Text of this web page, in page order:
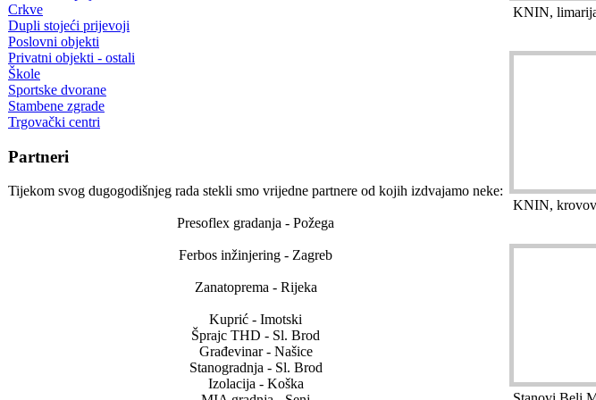
Crkve
Dupli stojeći prijevoji
Poslovni objekti
Privatni objekti - ostali
Škole
Sportske dvorane
Stambene zgrade
Trgovački centri
Partneri
Tijekom svog dugogodišnjeg rada stekli smo vrijedne partnere od kojih izdvajamo neke:
Presoflex gradanja - Požega
Ferbos inžinjering - Zagreb
Zanatoprema - Rijeka
Kuprić - Imotski
Šprajc THD - Sl. Brod
Građevinar - Našice
Stanogradnja - Sl. Brod
Izolacija - Koška
KNIN,
KNIN,